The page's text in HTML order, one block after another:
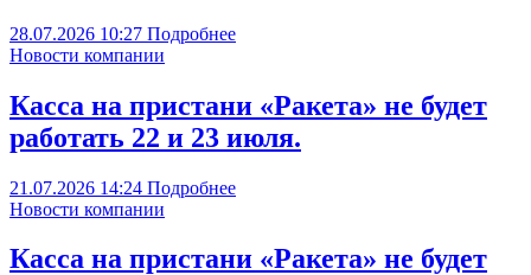
28.07.2026 10:27 Подробнее
Новости компании
Касса на пристани «Ракета» не будет
работать 22 и 23 июля.
21.07.2026 14:24 Подробнее
Новости компании
Касса на пристани «Ракета» не будет